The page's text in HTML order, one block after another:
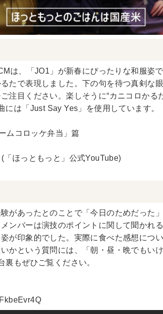
は、「JO1」が新春にぴったりな和服姿
たで表現しました。下の句を待つ真剣な
注目ください。楽しそうに“カニコロかる
は「Just Say Yes」を使用しています。
ムコロッケ弁当」篇
ほっともっと」公式YouTube)
があったとのことで「今日のためだった
ンバーは演技のポイントに関して聞かれ
が印象的でした。実際に食べた感想につ
かという質問には、「朝・昼・晩でもい
裏もぜひご覧ください。